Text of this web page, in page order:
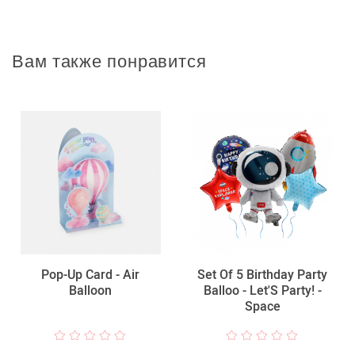
Вам также понравится
Pop-Up Card - Air
Balloon
Set Of 5 Birthday Party
Balloo - Let'S Party! -
Space